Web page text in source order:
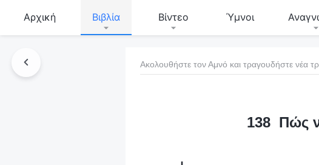
Αρχική Βιβλία Βίντεο Ύμνοι
Ακολουθήστε τον Αμνό και τραγουδήστε νέα
138 Πώς